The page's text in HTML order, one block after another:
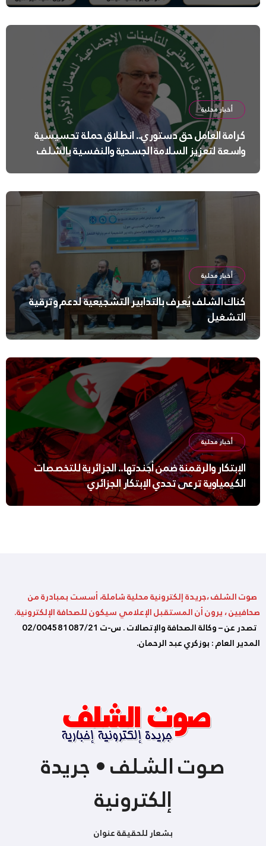
أخبار محلية
كرامة العامل حق دستوري.. انطلاق حملة تحسيسية
واسعة لتعزيز السلامة الجسدية والنفسية بالشلف
أخبار محلية
كناك الشلف يُعرف بالتدابير التشجيعية لدعم وترقية
التشغيل
أخبار محلية
الإبتكار والرقمنة ضمن أجندتها.. الجزائرية للتخصصات
الكيمياوية ترعى تحدي الإبتكار الجزائري
صوت الشلف ،جريدة إلكترونية محلية شاملة، أسست بمبادرة من
صحافيين ، يرون أن المستقبل الإعلامي سيكون للصحافة الإلكترونية.
تصدر عن – وكالة الصحافة والإتصالات . س-ت 02/004581087/21
المدير العام : بوزكري عبد الرحمان.
صوت الشلف • جريدة
إلكترونية
بشعار للحقيقة عنوان